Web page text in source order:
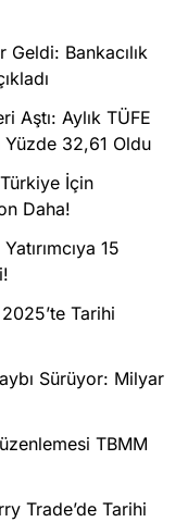
Bankacılık
Aştı: Aylık TÜFE
Yüzde 32,61 Oldu
İçin
Daha!
15
Tarihi
Sürüyor: Milyar
TBMM
Trade’de Tarihi